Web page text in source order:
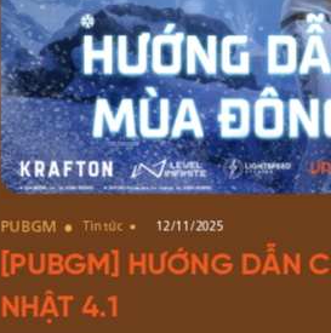
PUBGM Tin tức 12/11/2025
[PUBGM] HƯỚNG DẪN
NHẬT 4.1